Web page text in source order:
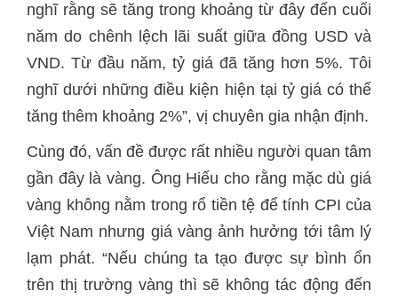
nghĩ rằng sẽ tăng trong khoảng từ đây đến cuối
năm do chênh lệch lãi suất giữa đồng USD và
VND. Từ đầu năm, tỷ giá đã tăng hơn 5%. Tôi
nghĩ dưới những điều kiện hiện tại tỷ giá có thể
tăng thêm khoảng 2%”, vị chuyên gia nhận định.
Cùng đó, vấn đề được rất nhiều người quan tâm
gần đây là vàng. Ông Hiếu cho rằng mặc dù giá
vàng không nằm trong rổ tiền tệ để tính CPI của
Việt Nam nhưng giá vàng ảnh hưởng tới tâm lý
lạm phát. “Nếu chúng ta tạo được sự bình ổn
trên thị trường vàng thì sẽ không tác động đến